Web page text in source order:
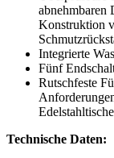
abnehmbaren
Konstruktion
Integrierte
Fünf
Rutschfeste
Technische Daten: